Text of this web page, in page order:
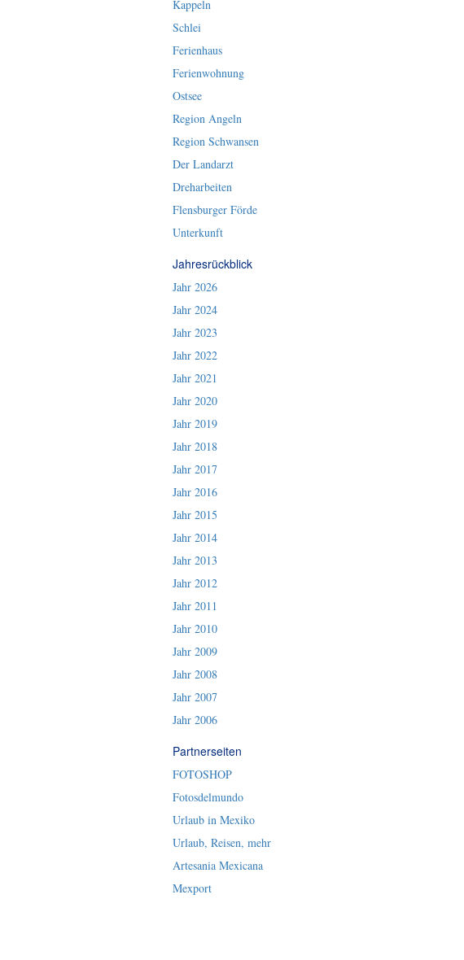
Kappeln
Schlei
Ferienhaus
Ferienwohnung
Ostsee
Region Angeln
Region Schwansen
Der Landarzt
Dreharbeiten
Flensburger Förde
Unterkunft
Jahresrückblick
Jahr 2026
Jahr 2024
Jahr 2023
Jahr 2022
Jahr 2021
Jahr 2020
Jahr 2019
Jahr 2018
Jahr 2017
Jahr 2016
Jahr 2015
Jahr 2014
Jahr 2013
Jahr 2012
Jahr 2011
Jahr 2010
Jahr 2009
Jahr 2008
Jahr 2007
Jahr 2006
Partnerseiten
FOTOSHOP
Fotosdelmundo
Urlaub in Mexiko
Urlaub, Reisen, mehr
Artesania Mexicana
Mexport